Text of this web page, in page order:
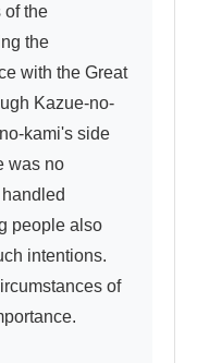
of the
the
with the Great
Kazue-no-
kami's side
was no
people also
intentions.
of